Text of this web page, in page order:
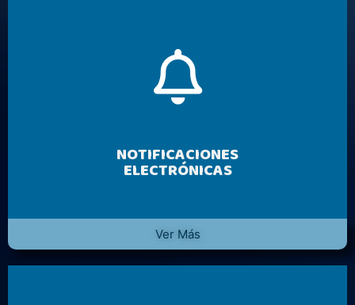
NOTIFICACIONES
ELECTRÓNICAS
Ver Más